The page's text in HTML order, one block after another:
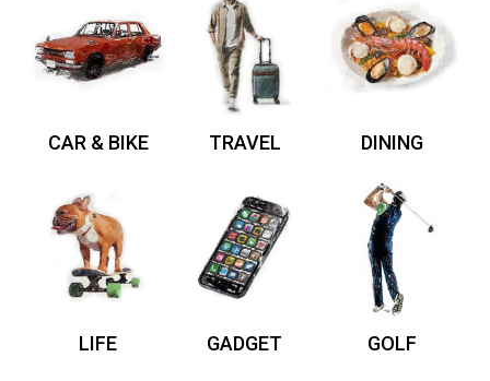
CAR & BIKE TRAVEL DINING
LIFE GADGET GOLF